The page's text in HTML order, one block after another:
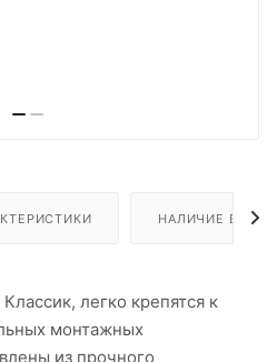
НАЛИЧИЕ В
легко крепятся к
монтажных
из прочного